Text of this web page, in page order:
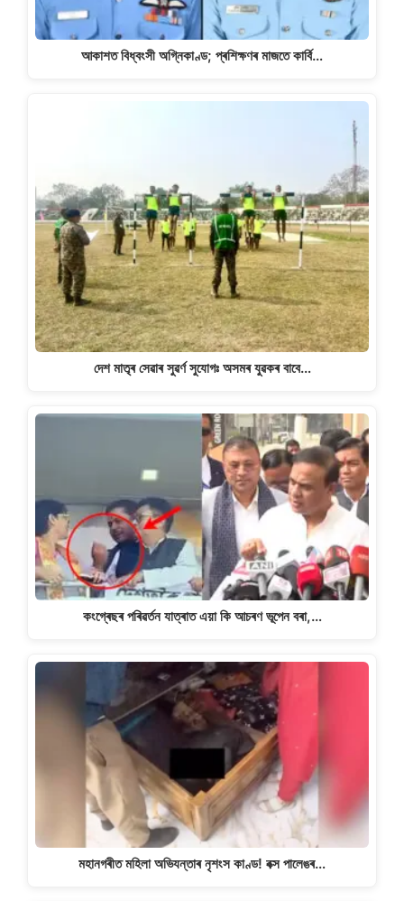
আকাশত বিধ্বংসী অগ্নিকাণ্ড; প্ৰশিক্ষণৰ মাজতে কাৰ্বি…
দেশ মাতৃৰ সেৱাৰ সুৱৰ্ণ সুযোগঃ অসমৰ যুৱকৰ বাবে…
কংগ্ৰেছৰ পৰিৱৰ্তন যাত্ৰাত এয়া কি আচৰণ ভূপেন বৰা,…
মহানগৰীত মহিলা অভিযন্তাৰ নৃশংস কাণ্ড! বক্স পালেঙৰ…